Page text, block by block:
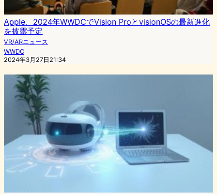
Apple、2024年WWDCでVision ProとvisionOSの最新進化
を披露予定
VR/ARニュース
WWDC
2024年3月27日21:34